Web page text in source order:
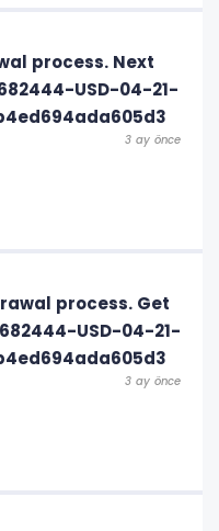
process. Next
USD-04-21-
3 ay önce
process. Get
USD-04-21-
3 ay önce